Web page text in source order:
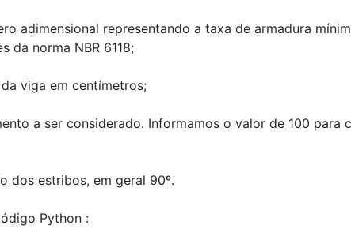
adimensional representando a taxa de armadura
da norma NBR 6118;
viga em centímetros;
a ser considerado. Informamos o valor de 100 para
dos estribos, em geral 90º.
Python :